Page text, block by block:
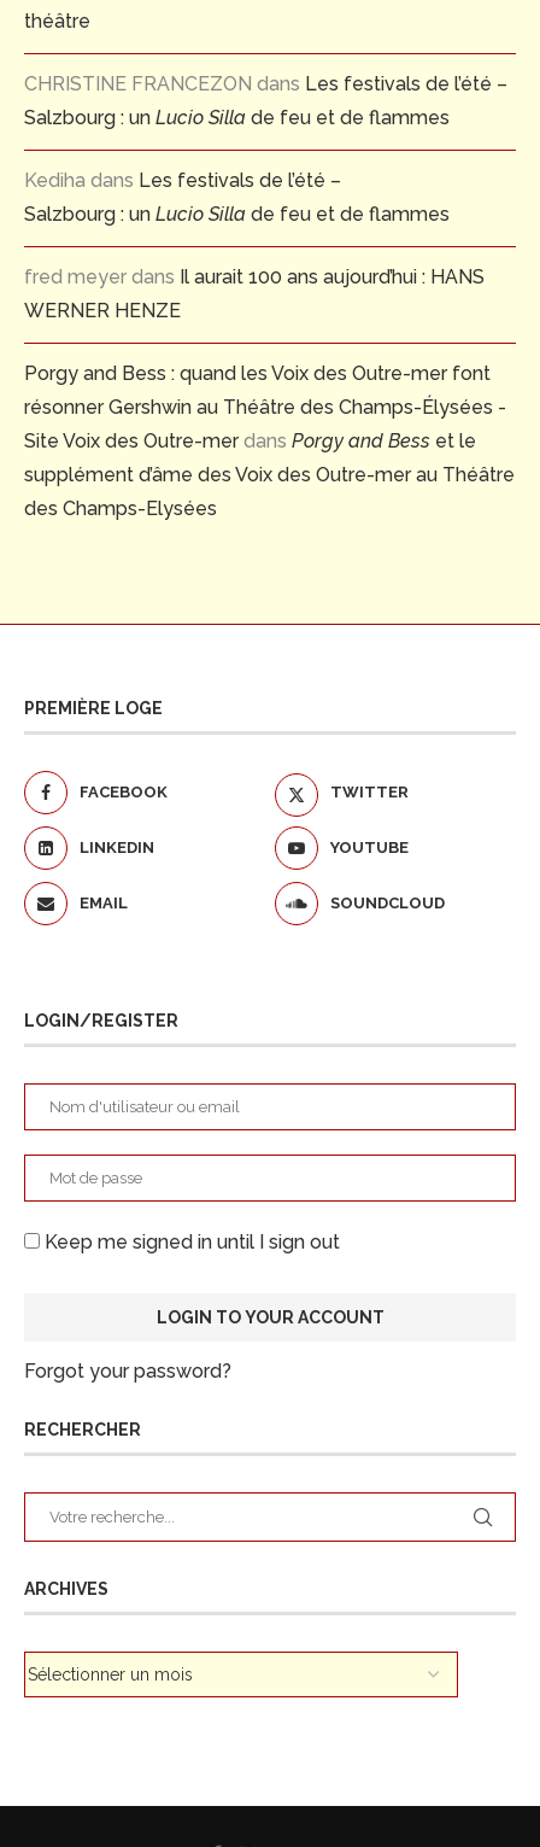
théâtre
CHRISTINE FRANCEZON dans Les festivals de l’été –
Salzbourg : un Lucio Silla de feu et de flammes
Kediha dans Les festivals de l’été –
Salzbourg : un Lucio Silla de feu et de flammes
fred meyer dans Il aurait 100 ans aujourd’hui : HANS
WERNER HENZE
Porgy and Bess : quand les Voix des Outre-mer font
résonner Gershwin au Théâtre des Champs-Élysées -
Site Voix des Outre-merdans Porgy and Bess et le
supplément d’âme des Voix des Outre-mer au Théâtre
des Champs-Elysées
PREMIÈRE LOGE
FACEBOOK TWITTER
LINKEDIN YOUTUBE
EMAIL SOUNDCLOUD
LOGIN/REGISTER
Keep me signed in until I sign out
Forgot your password?
RECHERCHER
ARCHIVES